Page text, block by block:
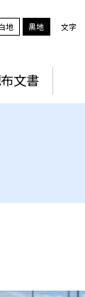
地 黒地 文字
文書